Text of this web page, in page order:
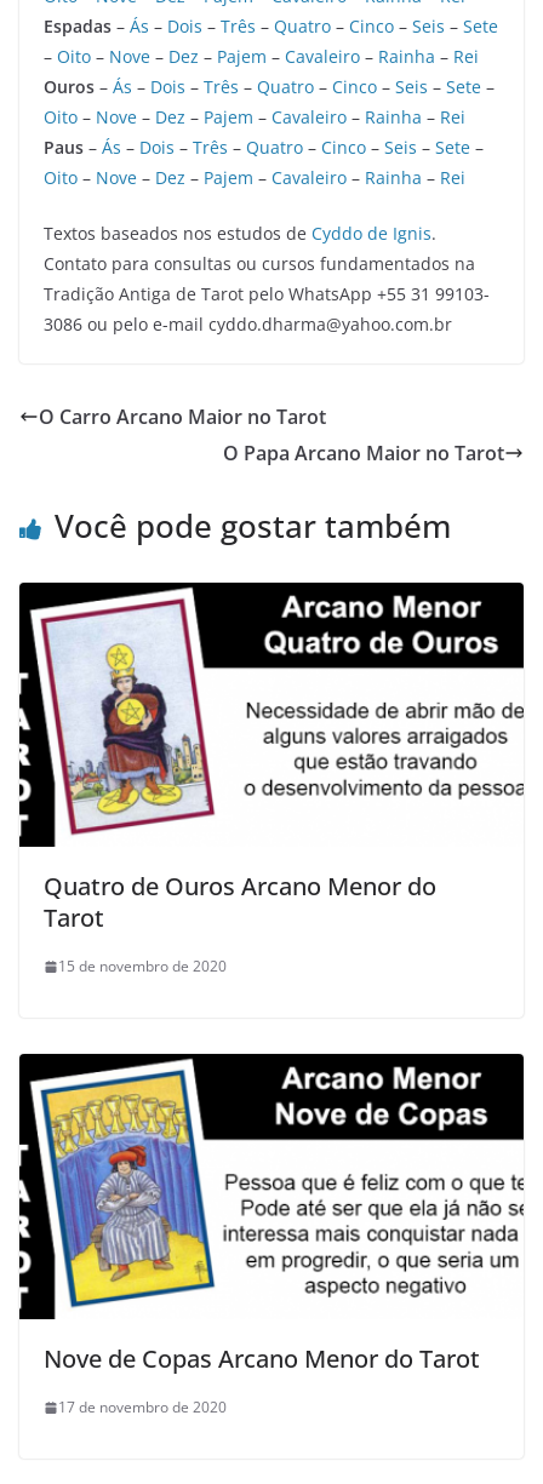
Espadas – Ás – Dois – Três – Quatro – Cinco – Seis – Sete
– Oito – Nove – Dez – Pajem – Cavaleiro – Rainha – Rei
Ouros – Ás – Dois – Três – Quatro – Cinco – Seis – Sete –
Oito – Nove – Dez – Pajem – Cavaleiro – Rainha – Rei
Paus – Ás – Dois – Três – Quatro – Cinco – Seis – Sete –
Oito – Nove – Dez – Pajem – Cavaleiro – Rainha – Rei
Textos baseados nos estudos de Cyddo de Ignis.
Contato para consultas ou cursos fundamentados na
Tradição Antiga de Tarot pelo WhatsApp +55 31 99103-
3086 ou pelo e-mail cyddo.dharma@yahoo.com.br
O Carro Arcano Maior no Tarot
O Papa Arcano Maior no Tarot
Você pode gostar também
Quatro de Ouros Arcano Menor do
Tarot
15 de novembro de 2020
Nove de Copas Arcano Menor do Tarot
17 de novembro de 2020